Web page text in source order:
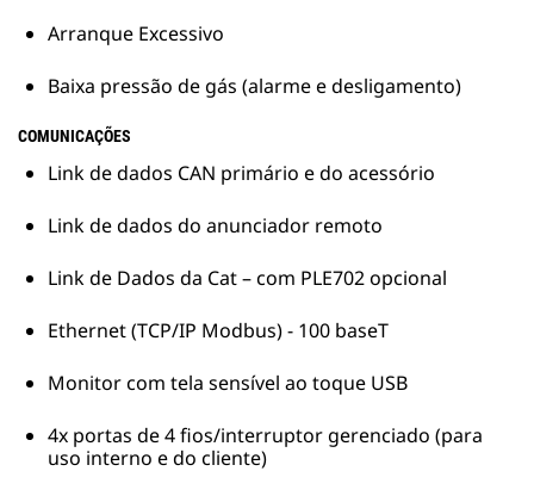
Arranque Excessivo
Baixa pressão de gás (alarme e desligamento)
COMUNICAÇÕES
Link de dados CAN primário e do acessório
Link de dados do anunciador remoto
Link de Dados da Cat – com PLE702 opcional
Ethernet (TCP/IP Modbus) - 100 baseT
Monitor com tela sensível ao toque USB
4x portas de 4 fios/interruptor gerenciado (para
uso interno e do cliente)